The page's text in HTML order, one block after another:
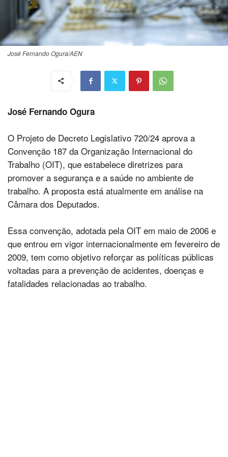
José Fernando Ogura/AEN
José Fernando Ogura
O Projeto de Decreto Legislativo 720/24 aprova a
Convenção 187 da Organização Internacional do
Trabalho (OIT), que estabelece diretrizes para
promover a segurança e a saúde no ambiente de
trabalho. A proposta está atualmente em análise na
Câmara dos Deputados.
Essa convenção, adotada pela OIT em maio de 2006 e
que entrou em vigor internacionalmente em fevereiro de
2009, tem como objetivo reforçar as políticas públicas
voltadas para a prevenção de acidentes, doenças e
fatalidades relacionadas ao trabalho.